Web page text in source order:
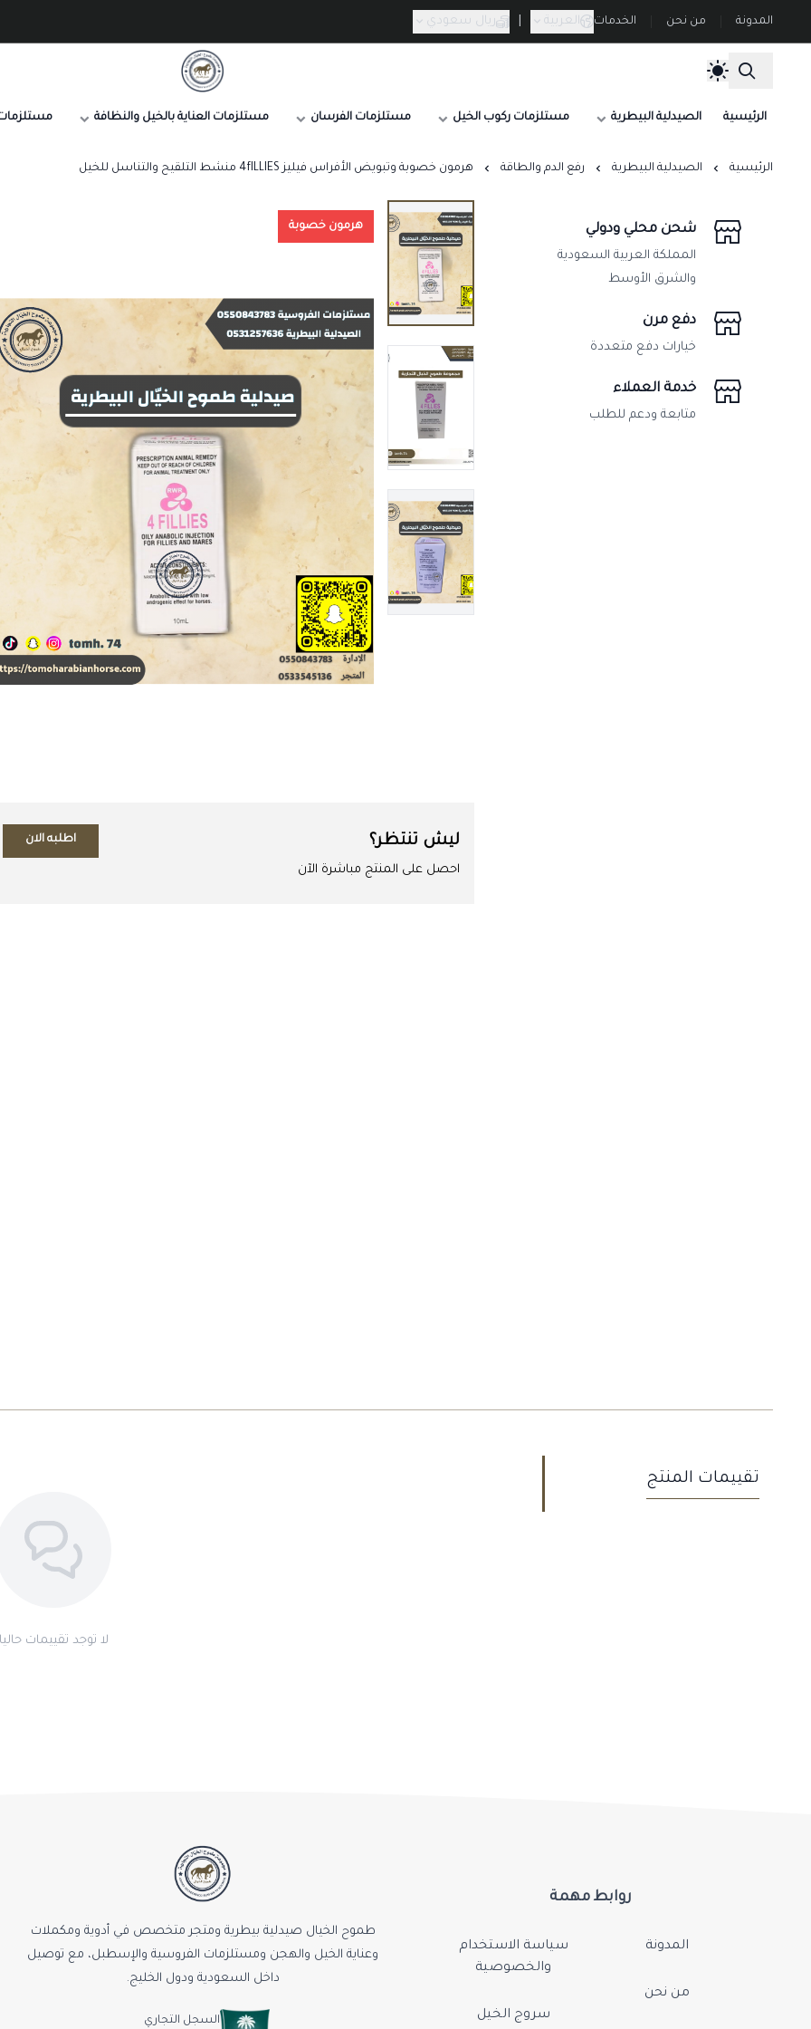
المدونة من نحن الخدمات العربية ريال سعودي
صيدلية طموح الخيال البيطرية
الرئيسية الصيدلية البيطرية مستلزمات ركوب الخيل مستلزمات الفرسان مستلزمات العناية بالخيل والنظافة مستلزمات
الرئيسية الصيدلية البيطرية رفع الدم والطاقة هرمون خصوبة وتبويض الأفراس فيليز 4fILLIES منشط التلقيح والتناسل للخيل
هرمون خصوبة
ليش تنتظر؟
احصل على المنتج مباشرة الآن
اطلبه الان
شحن محلي ودولي
المملكة العربية السعودية
والشرق الأوسط
دفع مرن
خيارات دفع متعددة
خدمة العملاء
متابعة ودعم للطلب
تقييمات المنتج
لا توجد تقييمات حاليا
روابط مهمة
المدونة
من نحن
سياسة الاستخدام
والخصوصية
سروج الخيل
طموح الخيال صيدلية بيطرية ومتجر متخصص في أدوية ومكملات
وعناية الخيل والهجن ومستلزمات الفروسية والإسطبل، مع توصيل
داخل السعودية ودول الخليج.
السجل التجاري